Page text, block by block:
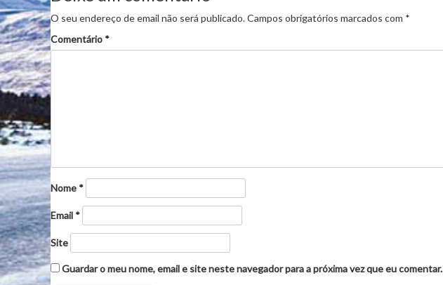
artigos
O seu endereço de email não será publicado.Campos obrigatórios marcados com *
Comentário *
Nome *
Email *
Site
Guardar o meu nome, email e site neste navegador para a próxima vez que eu comentar.